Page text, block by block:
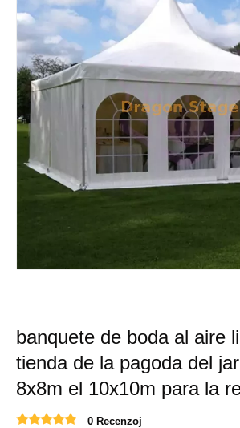
banquete de boda al aire
tienda de la pagoda del
8x8m el 10x10m para la
0 Recenzoj